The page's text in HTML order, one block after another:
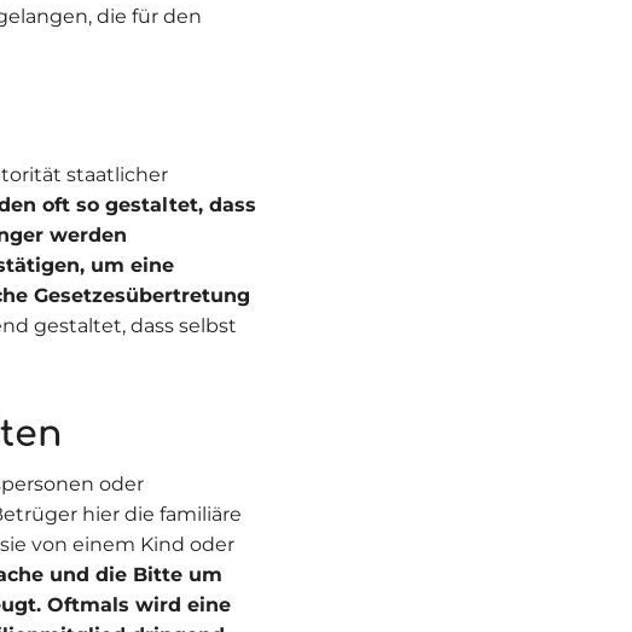
die für den
staatlicher
oft so gestaltet, dass
werden
um eine
Gesetzesübertretung
gestaltet, dass selbst
oder
hier die familiäre
von einem Kind oder
und die Bitte um
Oftmals wird eine